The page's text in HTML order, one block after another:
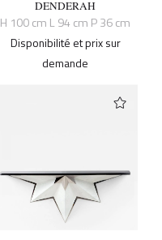
DENDERAH
H 100 cm L 94 cm P 36 cm
Disponibilité et prix sur
demande